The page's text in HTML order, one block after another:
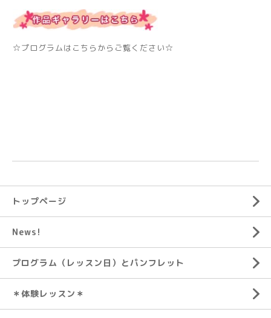
☆プログラムはこちらからご覧ください☆
トップページ
News!
プログラム（レッスン日）とパンフレット
＊体験レッスン＊